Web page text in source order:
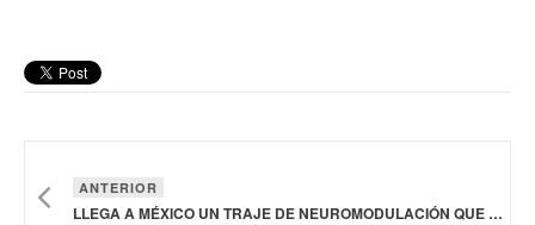
ANTERIOR
LLEGA A MÉXICO UN TRAJE DE NEUROMODULACIÓN QUE MEJORA LA MOVILIDAD CON ELETROESTIMULACIÓN